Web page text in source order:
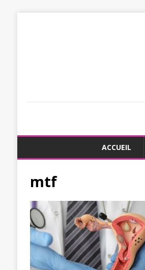
ACCUEIL
mtf